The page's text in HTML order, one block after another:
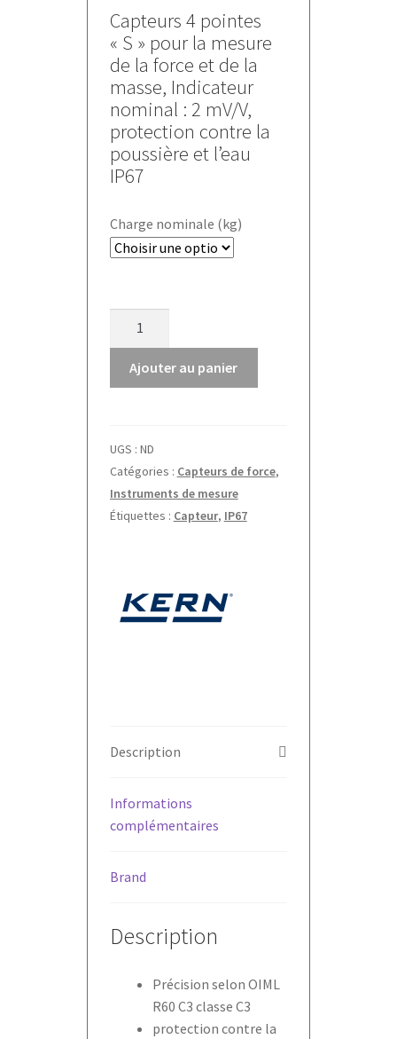
prix :
200,000 €
à
1950,000 €
Capteurs 4 pointes
« S » pour la mesure
de la force et de la
masse, Indicateur
nominal : 2 mV/V,
protection contre la
poussière et l’eau
IP67
Charge nominale (kg)
Capteur
de
CS-
P1
Kern
Ajouter au panier
UGS : ND
Catégories : Capteurs de force,
Instruments de mesure
Étiquettes : Capteur, IP67
Description
Informations
complémentaires
Brand
Description
Précision selon OIML
R60 C3 classe C3
protection contre la